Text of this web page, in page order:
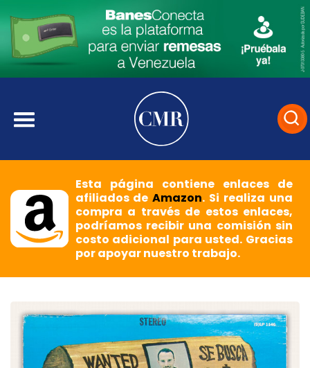
Esta página contiene enlaces de
afiliados deAmazon. Si realiza una
compra a través de estos enlaces,
podríamos recibir una comisión sin
costo adicional para usted. Gracias
por apoyar nuestro trabajo.